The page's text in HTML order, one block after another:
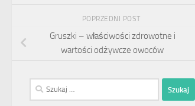
POPRZEDNI POST
Gruszki – właściwości zdrowotne i
wartości odżywcze owoców
Szukaj: